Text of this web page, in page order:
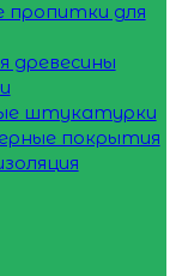
пропитки для
древесины
штукатурки
покрытия